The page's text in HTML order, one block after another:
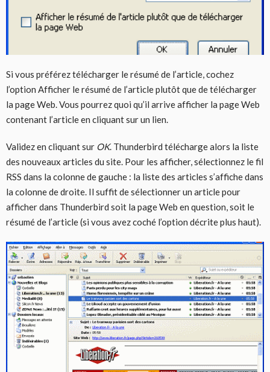
Si vous préférez télécharger le résumé de l’article, cochez
l’option Afficher le résumé de l’article plutôt que de télécharger
la page Web. Vous pourrez quoi qu’il arrive afficher la page Web
contenant l’article en cliquant sur un lien.
Validez en cliquant sur OK. Thunderbird télécharge alors la liste
des nouveaux articles du site. Pour les afficher, sélectionnez le fil
RSS dans la colonne de gauche : la liste des articles s’affiche dans
la colonne de droite. Il suffit de sélectionner un article pour
afficher dans Thunderbird soit la page Web en question, soit le
résumé de l’article (si vous avez coché l’option décrite plus haut).